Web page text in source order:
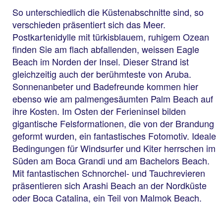
So unterschiedlich die Küstenabschnitte sind, so
verschieden präsentiert sich das Meer.
Postkartenidylle mit türkisblauem, ruhigem Ozean
finden Sie am flach abfallenden, weissen Eagle
Beach im Norden der Insel. Dieser Strand ist
gleichzeitig auch der berühmteste von Aruba.
Sonnenanbeter und Badefreunde kommen hier
ebenso wie am palmengesäumten Palm Beach auf
ihre Kosten. Im Osten der Ferieninsel bilden
gigantische Felsformationen, die von der Brandung
geformt wurden, ein fantastisches Fotomotiv. Ideale
Bedingungen für Windsurfer und Kiter herrschen im
Süden am Boca Grandi und am Bachelors Beach.
Mit fantastischen Schnorchel- und Tauchrevieren
präsentieren sich Arashi Beach an der Nordküste
oder Boca Catalina, ein Teil von Malmok Beach.